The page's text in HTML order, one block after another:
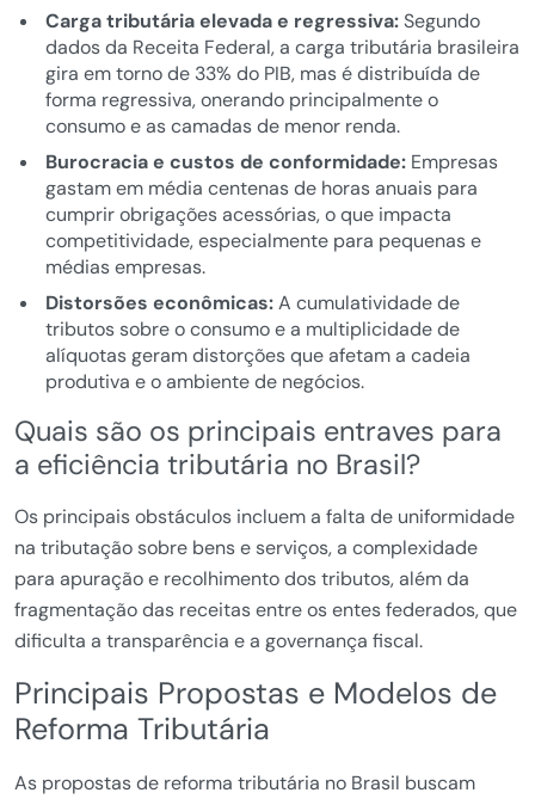
Carga tributária elevada e regressiva:Segundo
dados da Receita Federal, a carga tributária brasileira
gira em torno de 33% do PIB, mas é distribuída de
forma regressiva, onerando principalmente o
consumo e as camadas de menor renda.
Burocracia e custos de conformidade:Empresas
gastam em média centenas de horas anuais para
cumprir obrigações acessórias, o que impacta
competitividade, especialmente para pequenas e
médias empresas.
Distorsões econômicas:A cumulatividade de
tributos sobre o consumo e a multiplicidade de
alíquotas geram distorções que afetam a cadeia
produtiva e o ambiente de negócios.
Quais são os principais entraves para
a eficiência tributária no Brasil?
Os principais obstáculos incluem a falta de uniformidade
na tributação sobre bens e serviços, a complexidade
para apuração e recolhimento dos tributos, além da
fragmentação das receitas entre os entes federados, que
dificulta a transparência e a governança fiscal.
Principais Propostas e Modelos de
Reforma Tributária
As propostas de reforma tributária no Brasil buscam